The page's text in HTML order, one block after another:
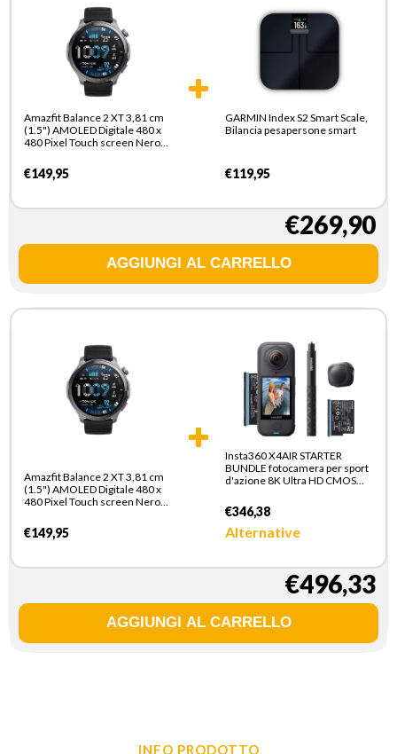
Amazfit Balance 2 XT 3,81 cm
(1.5") AMOLED Digitale 480 x
480 Pixel Touch screen Nero
€149,95
GARMIN Index S2 Smart Scale,
Bilancia pesapersone smart
€119,95
€269,90
Amazfit Balance 2 XT 3,81 cm
(1.5") AMOLED Digitale 480 x
480 Pixel Touch screen Nero
€149,95
Insta360 X4AIR STARTER
BUNDLE fotocamera per sport
d'azione 8K Ultra HD CMOS
€346,38
Alternative
€496,33
INFO PRODOTTO